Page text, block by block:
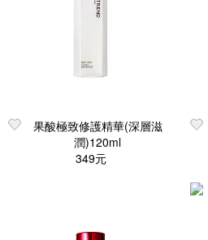
果酸極致修護精華(深層滋
潤)120ml
349元